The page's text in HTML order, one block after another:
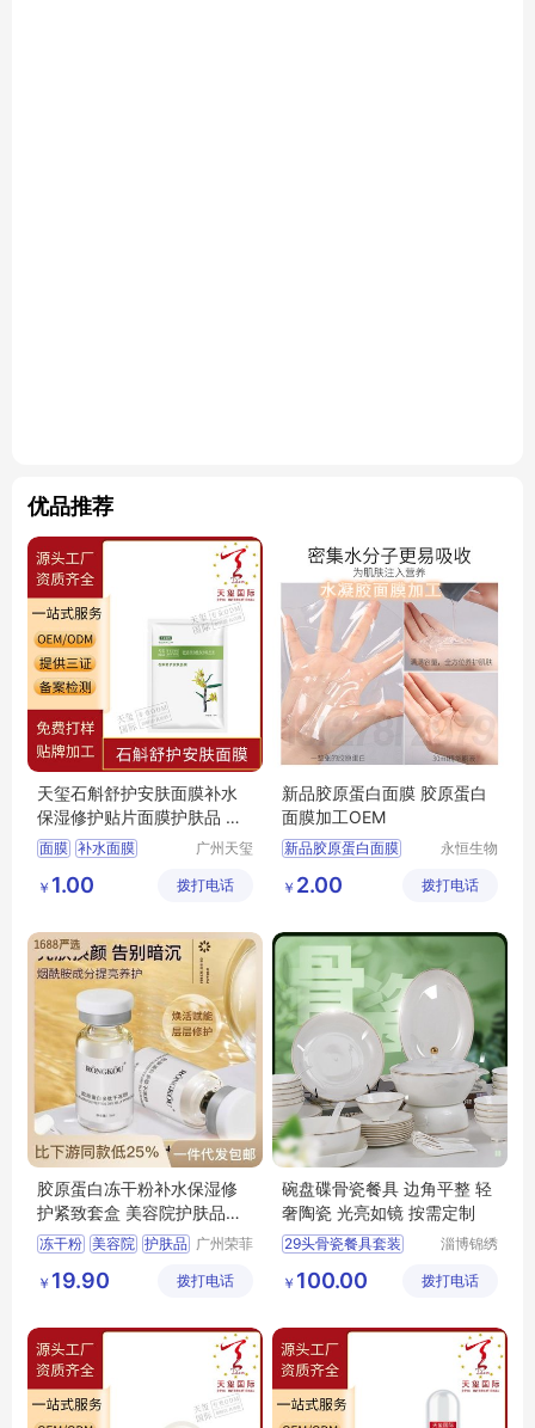
优品推荐
天玺石斛舒护安肤面膜补水
保湿修护贴片面膜护肤品 生
产厂家
面膜 补水面膜
面膜定制
广州天玺
有限公司
￥ 1.00 拨打电话
新品胶原蛋白面膜 胶原蛋白
面膜加工OEM
新品胶原蛋白面膜
胶原蛋白面膜加工厂
面膜生产厂家
永恒生物
（广州）
￥ 2.00 拨打电话
胶原蛋白冻干粉补水保湿修
护紧致套盒 美容院护肤品套
装批发
冻干粉 美容院 护肤品 广州荣菲
有限公司
￥ 19.90 拨打电话
碗盘碟骨瓷餐具 边角平整 轻
奢陶瓷 光亮如镜 按需定制
29头骨瓷餐具套装
彩色陶瓷餐具套装
陶瓷碗碟组合套装
淄博锦绣
公司
￥ 100.00 拨打电话